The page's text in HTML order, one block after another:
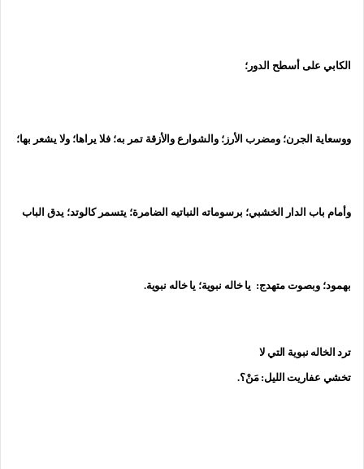
الكابي على أسطح الدور؛
ووسعاية الجرن؛ ومضرب الأرز؛ والشوارع والأزقة تمر به؛ فلا يراها؛ ولا يشعر بها؛
وأمام باب الدار الخشبي؛ برسوماته النباتيه الضامرة؛ يتسمر كالوتد؛ يدق الباب
بهمود؛ وبصوت متهدج: يا خاله نبوية؛ يا خاله نبوية.
ترد الخاله نبوية التي لا
تخشي عفاريت الليل: مَنْ؟.